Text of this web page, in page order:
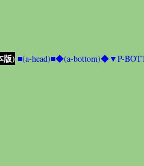
版) ■(a-head)■◆(a-bottom)◆▼P-